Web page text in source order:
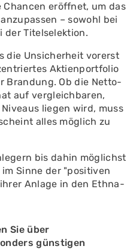
eröffnet, um das
– sowohl bei
der Titelselektion.
die Unsicherheit vorerst
Aktienportfolio
Brandung. Ob die Netto-
auf vergleichbaren,
liegen wird, muss
alles möglich zu
bis dahin möglichst
Sinne der "positiven
Anlage in den Ethna-
Sie über
günstigen